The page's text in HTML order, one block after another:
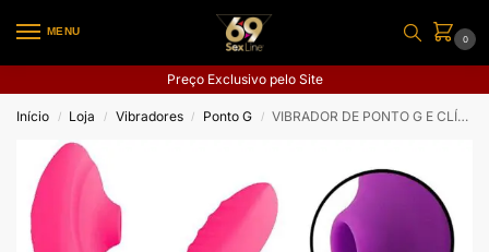
MENU
0
Preço Exclusivo pelo Site
Início / Loja / Vibradores / Ponto G / VIBRADOR DE PONTO G E CLÍTORIS COM PULSAÇÃO